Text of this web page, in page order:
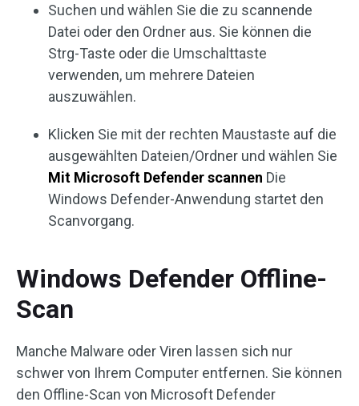
Suchen und wählen Sie die zu scannende
Datei oder den Ordner aus. Sie können die
Strg-Taste oder die Umschalttaste
verwenden, um mehrere Dateien
auszuwählen.
Klicken Sie mit der rechten Maustaste auf die
ausgewählten Dateien/Ordner und wählen Sie
Mit Microsoft Defender scannen Die
Windows Defender-Anwendung startet den
Scanvorgang.
Windows Defender Offline-
Scan
Manche Malware oder Viren lassen sich nur
schwer von Ihrem Computer entfernen. Sie können
den Offline-Scan von Microsoft Defender